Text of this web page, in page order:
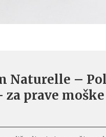
Naturelle –
za prave moške